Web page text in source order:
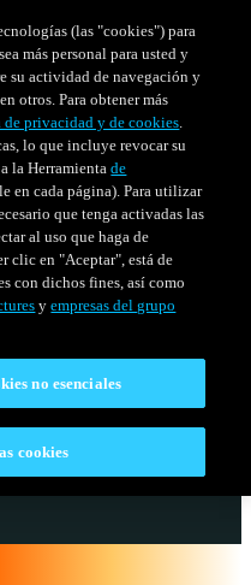
(las "cookies") para
más personal para usted y
su actividad de navegación y
otros. Para obtener más
privacidad y de cookies.
lo que incluye revocar su
la Herramientade
en cada página). Para utilizar
que tenga activadas las
al uso que haga de
clic en "Aceptar", está de
con dichos fines, así como
yempresas del grupo
no esenciales
cookies